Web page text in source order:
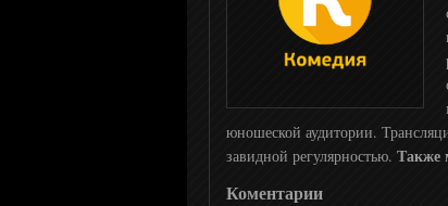
Black
Red
Sony Sci-Fi
юношеской аудитории.
завидной регулярностью. Также
Коментарии